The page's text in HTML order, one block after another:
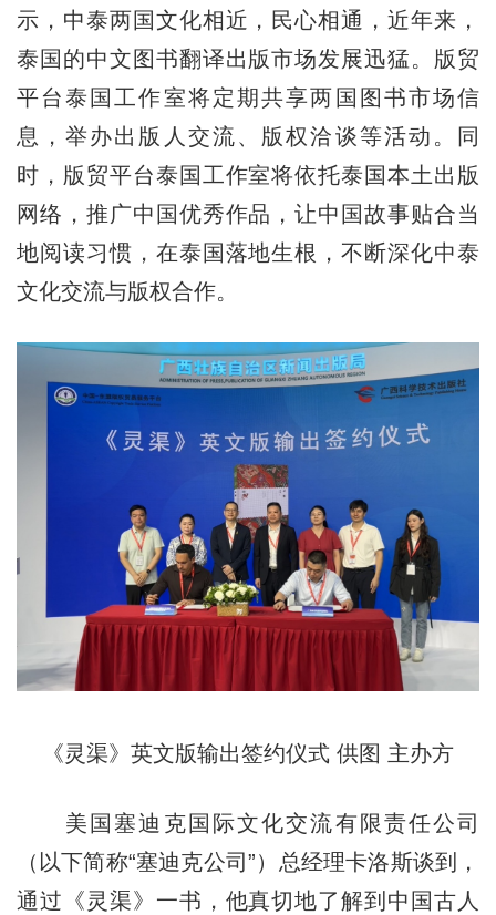
示，中泰两国文化相近，民心相通，近年来，
泰国的中文图书翻译出版市场发展迅猛。版贸
平台泰国工作室将定期共享两国图书市场信
息，举办出版人交流、版权洽谈等活动。同
时，版贸平台泰国工作室将依托泰国本土出版
网络，推广中国优秀作品，让中国故事贴合当
地阅读习惯，在泰国落地生根，不断深化中泰
文化交流与版权合作。
《灵渠》英文版输出签约仪式 供图 主办方
美国塞迪克国际文化交流有限责任公司
（以下简称“塞迪克公司”）总经理卡洛斯谈到，
通过《灵渠》一书，他真切地了解到中国古人